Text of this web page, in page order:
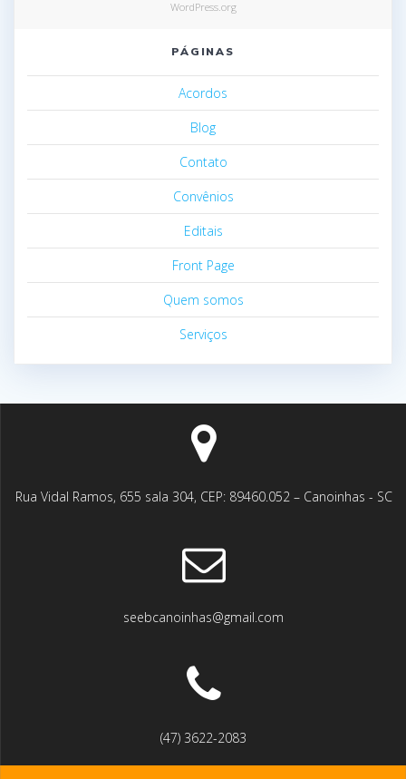
WordPress.org
PÁGINAS
Acordos
Blog
Contato
Convênios
Editais
Front Page
Quem somos
Serviços
Rua Vidal Ramos, 655 sala 304, CEP: 89460.052 – Canoinhas - SC
seebcanoinhas@gmail.com
(47) 3622-2083